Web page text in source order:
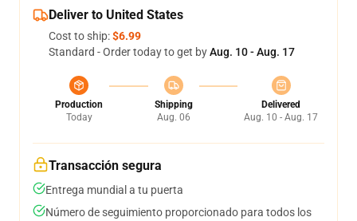
Deliver to United States
Cost to ship:$6.99
Standard - Order today to get byAug. 10 - Aug. 17
Production
Today
Shipping
Aug. 06
Delivered
Aug. 10 - Aug. 17
Transacción segura
Entrega mundial a tu puerta
Número de seguimiento proporcionado para todos los